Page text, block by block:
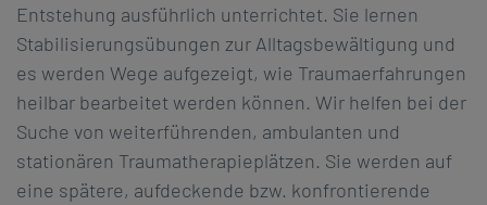
Entstehung ausführlich unterrichtet. Sie lernen
Stabilisierungsübungen zur Alltagsbewältigung und
es werden Wege aufgezeigt, wie Traumaerfahrungen
heilbar bearbeitet werden können. Wir helfen bei der
Suche von weiterführenden, ambulanten und
stationären Traumatherapieplätzen. Sie werden auf
eine spätere, aufdeckende bzw. konfrontierende